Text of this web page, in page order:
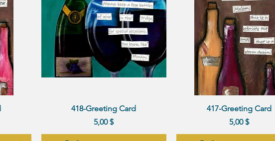
Быстрый просмотр
418-Greeting Card
Цена
5,00 $
Быстрый просмотр
417-Greeting Card
Цена
5,00 $